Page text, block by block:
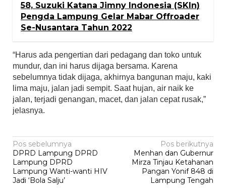
58, Suzuki Katana Jimny Indonesia (SKIn)
Pengda Lampung Gelar Mabar Offroader
Se-Nusantara Tahun 2022
“Harus ada pengertian dari pedagang dan toko untuk
mundur, dan ini harus dijaga bersama. Karena
sebelumnya tidak dijaga, akhirnya bangunan maju, kaki
lima maju, jalan jadi sempit. Saat hujan, air naik ke
jalan, terjadi genangan, macet, dan jalan cepat rusak,”
jelasnya.
Navigasi
pos
Pos sebelumnya
DPRD Lampung DPRD
Lampung DPRD
Lampung Wanti-wanti HIV
Jadi ‘Bola Salju’
Pos berikutnya
Menhan dan Gubernur
Mirza Tinjau Ketahanan
Pangan Yonif 848 di
Lampung Tengah